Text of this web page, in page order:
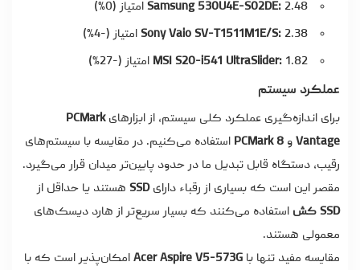
Samsung 530U4E-S02DE: 2.48 امتیاز (0%)
Sony Vaio SV-T1511M1E/S: 2.38 امتیاز (-4%)
MSI S20-i541 UltraSlider: 1.82 امتیاز (-27%)
عملکرد سیستم
برای اندازه‌گیری عملکرد کلی سیستم، از ابزارهایPCMark
Vantage و PCMark 8 استفاده می‌کنیم. در مقایسه با سیستم‌های
رقیب، دستگاه قابل تبدیل ما در حدود پایین‌تر میدان قرار می‌گیرد.
مقصر این است که بسیاری از رقباء دارایSSD هستند یا حداقل از
SSD کش
استفاده می‌کنند که بسیار سریع‌تر از هارد دیسک‌های
معمولی هستند.
مقایسه مفید تنها با Acer Aspire V5-573G امکان‌پذیر است که با